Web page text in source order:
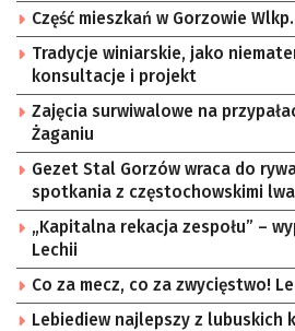
Część mieszkań w Gorzowie
Tradycje winiarskie, jako
konsultacje i projekt
Zajęcia surwiwalowe na
Żaganiu
Gezet Stal Gorzów wraca do
spotkania z częstochowskimi
„Kapitalna rekacja zespołu” –
Lechii
Co za mecz, co za zwycięstwo!
Lebiediew najlepszy z lubuskich